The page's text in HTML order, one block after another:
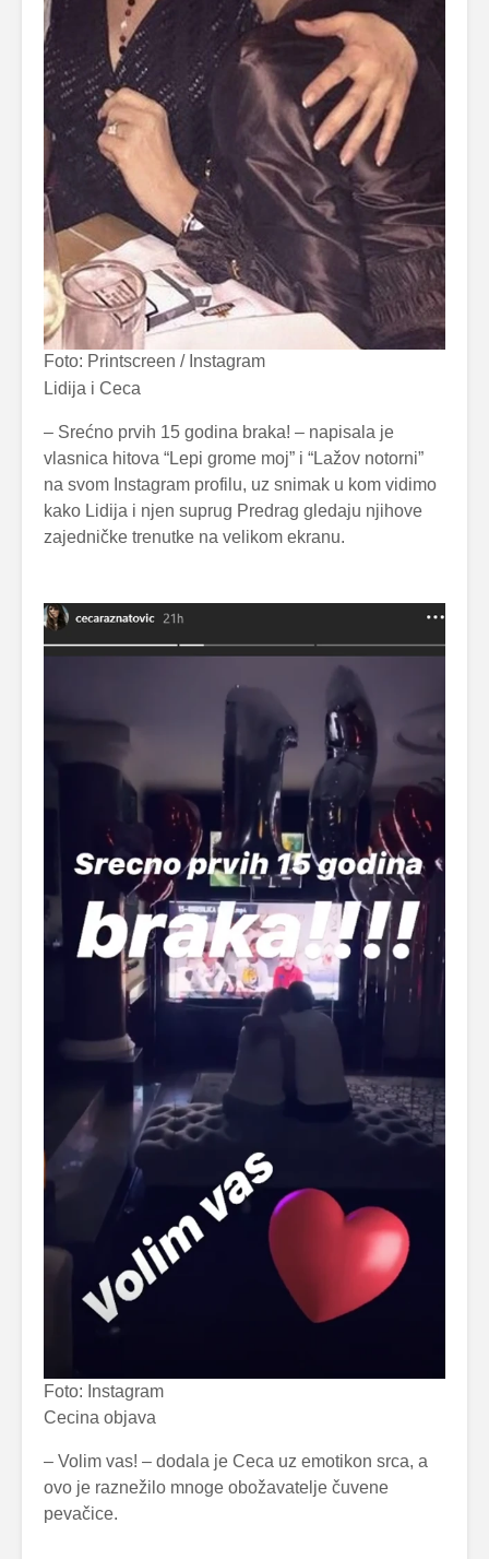
Foto: Printscreen / Instagram
Lidija i Ceca
– Srećno prvih 15 godina braka! – napisala je
vlasnica hitova “Lepi grome moj” i “Lažov notorni”
na svom Instagram profilu, uz snimak u kom vidimo
kako Lidija i njen suprug Predrag gledaju njihove
zajedničke trenutke na velikom ekranu.
Foto: Instagram
Cecina objava
– Volim vas! – dodala je Ceca uz emotikon srca, a
ovo je raznežilo mnoge obožavatelje čuvene
pevačice.